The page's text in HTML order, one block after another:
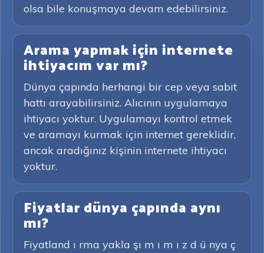
olsa bile konuşmaya devam edebilirsiniz.
Arama yapmak için internete
ihtiyacım var mı?
Dünya çapında herhangi bir cep veya sabit
hattı arayabilirsiniz. Alıcının uygulamaya
ihtiyacı yoktur. Uygulamayı kontrol etmek
ve aramayı kurmak için internet gereklidir,
ancak aradığınız kişinin internete ihtiyacı
yoktur.
Fiyatlar dünya çapında aynı
mı?
Fiyatland ı rma yakla şı m ı m ı z d ü nya ç